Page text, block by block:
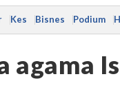
Kes Bisnes Podium
agama